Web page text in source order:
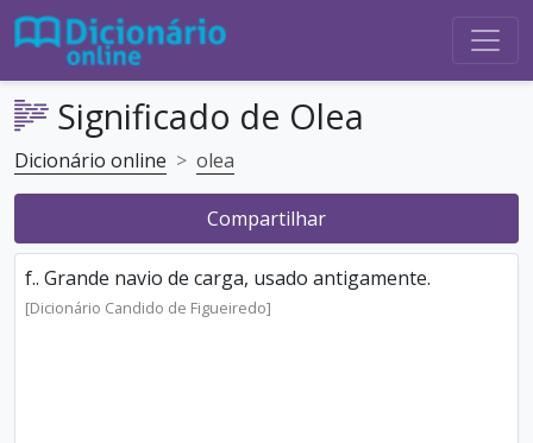
Significado de Olea
Dicionário online olea
Compartilhar
f.. Grande navio de carga, usado antigamente.
[Dicionário Candido de Figueiredo]